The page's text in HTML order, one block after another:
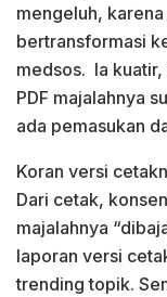
mengeluh,
bertransformasi
medsos. Ia
PDF majalahnya
ada pemasukan
Koran versi
Dari cetak,
majalahnya
laporan versi
trending topik.